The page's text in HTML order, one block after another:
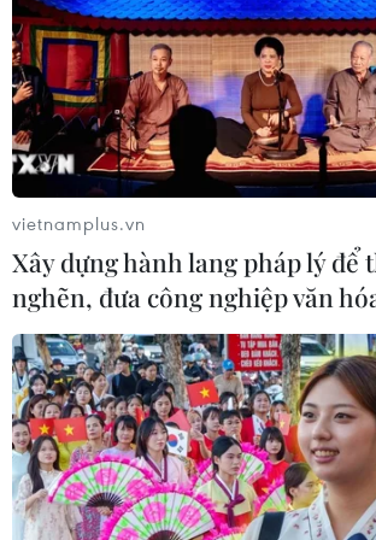
dưỡng Siargao ở miền Nam.
‘Siêu bão Rai có cường độ
gặp trong nhiều năm gần đây’
vietnamplus.vn
Xây dựng hành lang pháp lý để
nghẽn, đưa công nghiệp văn